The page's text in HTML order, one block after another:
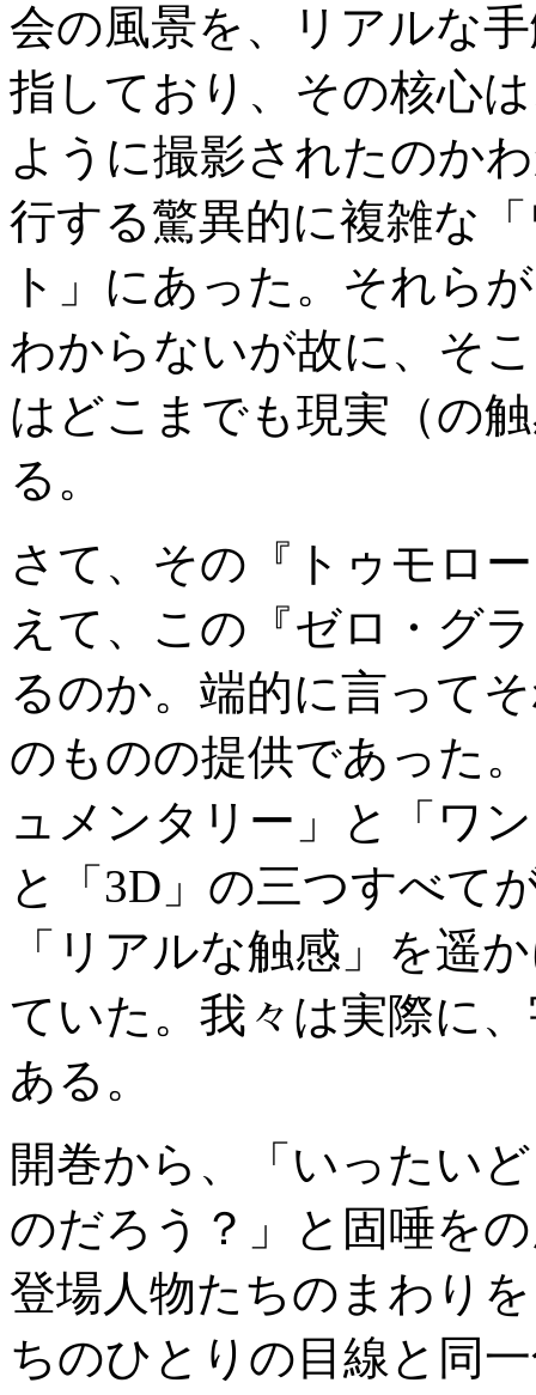
会の風景を、リアルな
指しており、その核心
ように撮影されたのか
行する驚異的に複雑な
ト」にあった。それら
わからないが故に、そ
はどこまでも現実（の
る。
さて、その『トゥモロ
えて、この『ゼロ・グ
るのか。端的に言って
のものの提供であった
ュメンタリー」と「ワ
と「3D」の三つすべて
「リアルな触感」を遥
ていた。我々は実際に
ある。
開巻から、「いったい
のだろう？」と固唾を
登場人物たちのまわり
ちのひとりの目線と同